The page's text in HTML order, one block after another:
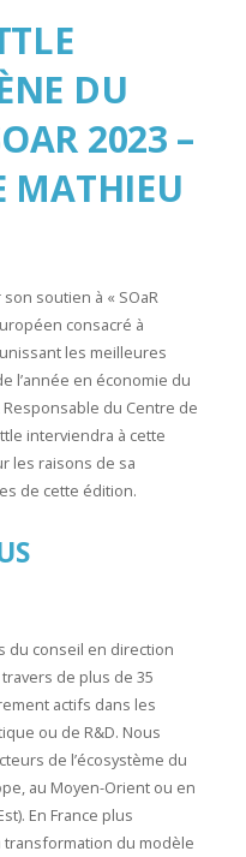
DU
2023 –
MATHIEU
soutien à « SOaR
consacré à
les meilleures
l’année en économie du
du Centre de
interviendra à cette
les raisons de sa
de cette édition.
du conseil en direction
de plus de 35
actifs dans les
ou de R&D. Nous
de l’écosystème du
au Moyen-Orient ou en
En France plus
transformation du modèle